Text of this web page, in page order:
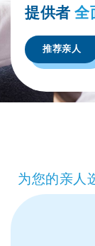
提供者 全
推荐亲人
为您的亲人